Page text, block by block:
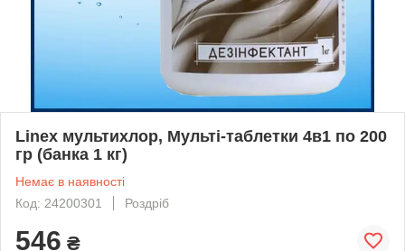
Linex мультихлор, Мульті-таблетки 4в1 по 200
гр (банка 1 кг)
Немає в наявності
Код: 24200301
Роздріб
546 ₴